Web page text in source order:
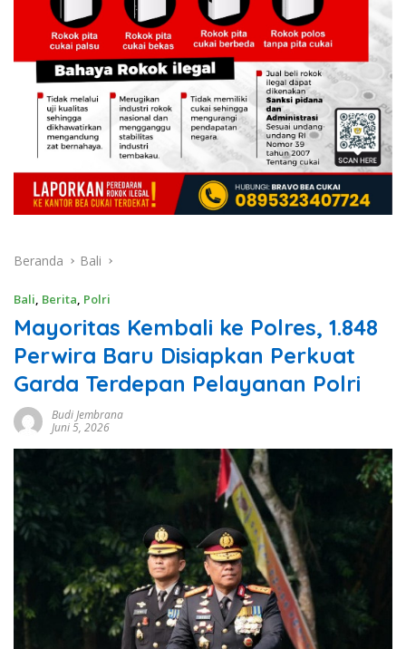
Beranda Bali
Bali, Berita, Polri
Mayoritas Kembali ke Polres, 1.848
Perwira Baru Disiapkan Perkuat
Garda Terdepan Pelayanan Polri
Budi Jembrana
Juni 5, 2026